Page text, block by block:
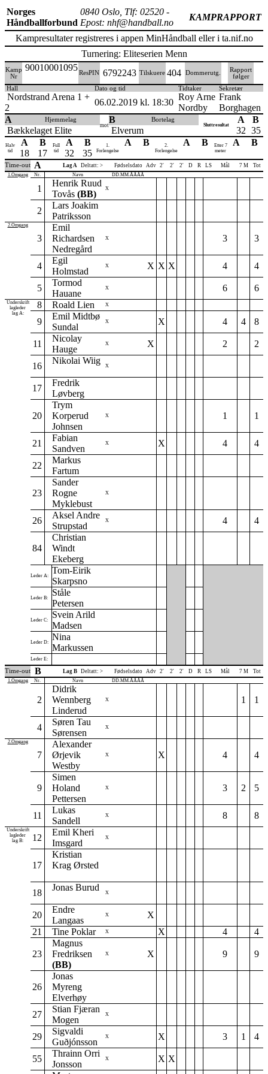
Norges
Håndballforbund
0840 Oslo, Tlf: 02520 -
Epost: nhf@handball.no
KAMPRAPPORT
Kampresultater registreres i appen MinHåndball eller i ta.nif.no
Turnering: Eliteserien Menn
Kamp
Nr
90010001095
ResPIN 6792243 Tilskuere 404 Dommerutg.
Rapport
følger
Hall
Dato og tid Tidtaker Sekretær
Nordstrand Arena 1 +
2
06.02.2019 kl. 18:30
Roy Arne
Nordby
Frank
Borghagen
A
Hjemmelag
Bækkelaget Elite mot
B Bortelag
Elverum
Sluttresultat
A
32
B
35
Halv
tid
A
18
B
17
Full
tid
A
32
B
35
1.
Forlengelse
A B
2.
Forlengelse
A B
Etter 7
meter
A B
Time-out A Lag A Deltatt: > Fødselsdato Adv 2' 2' 2' D R LS Mål 7 M Tot
1.Omgang Nr. Navn DD.MM.ÅÅÅÅ
1
Henrik Ruud
Tovås (BB)
X
2
Lars Joakim
Patriksson
2.Omgang
3
Emil
Richardsen
Nedregård
X 3 3
4
Egil
Holmstad
X X X X 4 4
5
Tormod
Hauane
X 6 6
Underskrift
lagleder
lag A:
8 Roald Lien X
9
Emil Midtbø
Sundal
X X 4 4 8
11
Nicolay
Hauge
X X 2 2
16
Nikolai Wiig
X
17
Fredrik
Løvberg
20
Trym
Korperud
Johnsen
X 1 1
21
Fabian
Sandven
X X 4 4
22
Markus
Fartum
23
Sander
Rogne
Myklebust
X
26
Aksel Andre
Strupstad
X 4 4
84
Christian
Windt
Ekeberg
Leder A:
Tom-Eirik
Skarpsno
Leder B:
Ståle
Petersen
Leder C:
Svein Arild
Madsen
Leder D:
Nina
Markussen
Leder E:
Time-out B Lag B Deltatt: > Fødselsdato Adv 2' 2' 2' D R LS Mål 7 M Tot
1.Omgang Nr. Navn DD.MM.ÅÅÅÅ
2
Didrik
Wennberg
Linderud
X 1 1
4
Søren Tau
Sørensen
X
2.Omgang
7
Alexander
Ørjevik
Westby
X X 4 4
9
Simen
Holand
Pettersen
X 3 2 5
11
Lukas
Sandell
X 8 8
Underskrift
lagleder
lag B:
12
Emil Kheri
Imsgard
X
17
Kristian
Krag Ørsted
18
Jonas Burud
X
20
Endre
Langaas
X
X
21
Tine Poklar X X 4 4
23
Magnus
Fredriksen
(BB)
X X 9 9
26
Jonas
Myreng
Elverhøy
27
Stian Fjæran
Mogen
X
29
Sigvaldi
Guðjónsson
X X 3 1 4
55
Thrainn Orri
Jonsson
X X X